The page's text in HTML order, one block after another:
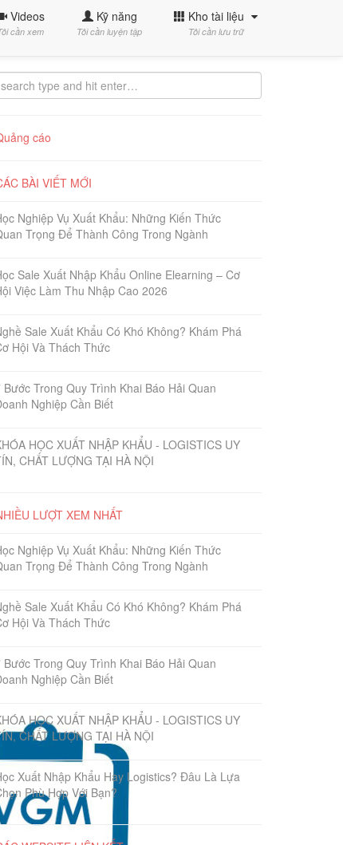
Videos
cần xem
Kỹ năng
Tôi cần luyện tập
Kho tài liệu
Tôi cần lưu trữ
cáo
BÀI VIẾT MỚI
Nghiệp Vụ Xuất Khẩu: Những Kiến Thức
Trọng Để Thành Công Trong Ngành
Sale Xuất Nhập Khẩu Online Elearning – Cơ
Việc Làm Thu Nhập Cao 2026
Sale Xuất Khẩu Có Khó Không? Khám Phá
Hội Và Thách Thức
Bước Trong Quy Trình Khai Báo Hải Quan
Nghiệp Cần Biết
HỌC XUẤT NHẬP KHẨU - LOGISTICS UY
CHẤT LƯỢNG TẠI HÀ NỘI
LƯỢT XEM NHẤT
Nghiệp Vụ Xuất Khẩu: Những Kiến Thức
Trọng Để Thành Công Trong Ngành
Sale Xuất Khẩu Có Khó Không? Khám Phá
Hội Và Thách Thức
Bước Trong Quy Trình Khai Báo Hải Quan
Nghiệp Cần Biết
HỌC XUẤT NHẬP KHẨU - LOGISTICS UY
CHẤT LƯỢNG TẠI HÀ NỘI
Xuất Nhập Khẩu Hay Logistics? Đâu Là Lựa
Phù Hợp Với Bạn?